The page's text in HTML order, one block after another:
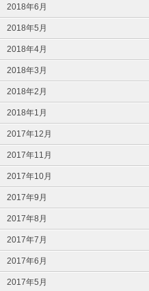
2018年6月
2018年5月
2018年4月
2018年3月
2018年2月
2018年1月
2017年12月
2017年11月
2017年10月
2017年9月
2017年8月
2017年7月
2017年6月
2017年5月